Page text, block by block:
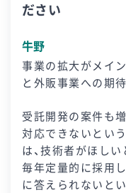
ださい
牛野
事業の拡大がメイ
と外販事業への期
受託開発の案件も
対応できないとい
は、技術者がほし
毎年定量的に採用
に答えられないと